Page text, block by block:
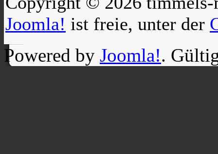
Joomla! ist freie, unter der
Powered by Joomla!.